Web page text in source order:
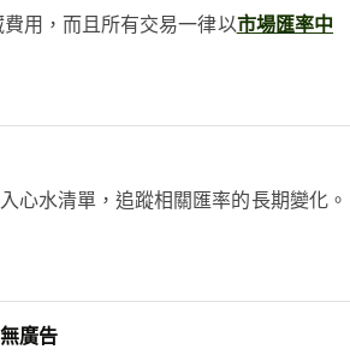
用，而且所有交易一律以市場匯率中
心水清單，追蹤相關匯率的長期變化。
廣告